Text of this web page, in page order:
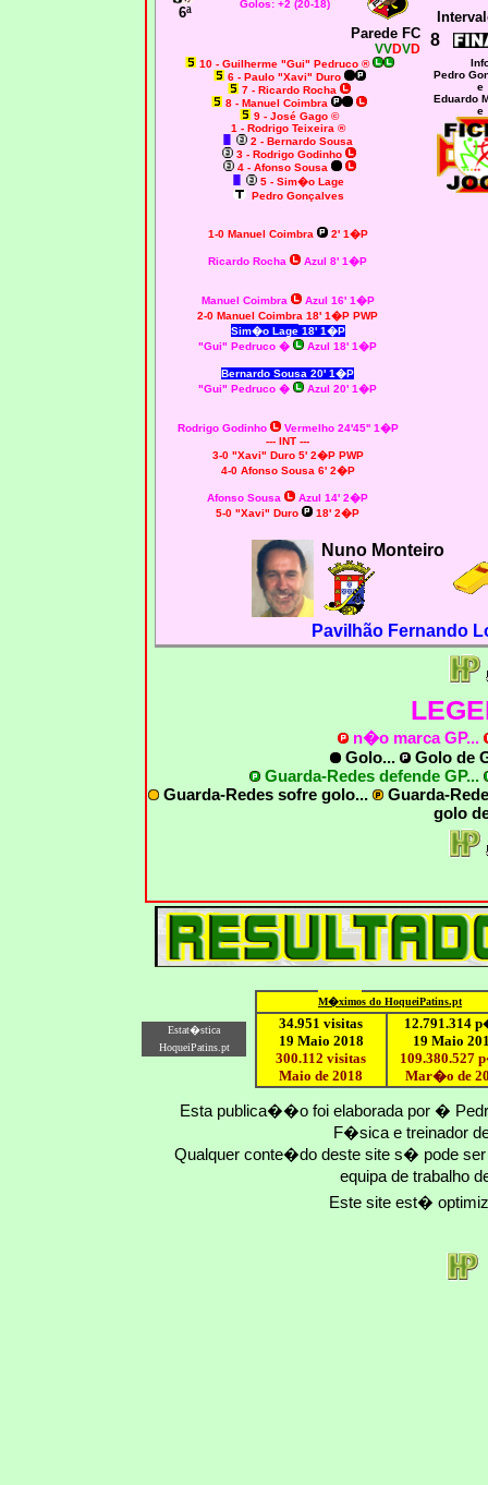
6ª
Golos: +2 (20-18)
Parede FC
VVDVD 8
10 - Guilherme "Gui" Pedruco ®
6 - Paulo "Xavi" Duro
7 - Ricardo Rocha
8 - Manuel Coimbra
9 - José Gago ©
1 - Rodrigo Teixeira ®
2 - Bernardo Sousa
3 - Rodrigo Godinho
4 - Afonso Sousa
5 - Sim�o Lage
Pedro Gonçalves
1-0 Manuel Coimbra 2' 1�P
Ricardo Rocha Azul 8' 1�P
Manuel Coimbra
Azul 16' 1�P
2-0 Manuel Coimbra 18' 1�P PWP
Sim�o Lage18' 1�P
"Gui" Pedruco �
Azul 18' 1�P
Bernardo Sousa 20' 1�P
"Gui" Pedruco �
Azul 20' 1�P
Rodrigo Godinho
Vermelho 24'45'' 1�P
--- INT ---
3-0 "Xavi" Duro 5' 2�P PWP
4-0 Afonso Sousa 6' 2�P
Afonso Sousa
Azul 14' 2�P
5-0 "Xavi" Duro
18' 2�P
Pedro
e
Eduardo
e
Nuno Monteiro
Pavilhão Fernando
n�o marca GP...
Golo...
Golo de
Guarda-Redes defende GP...
Guarda-Redes sofre golo...
Guarda-
golo
Estat�stica
HoqueiPatins.pt
M�ximos do HoqueiPatins.pt
34.951 visitas
19 Maio 2018
300.112 visitas
Maio de 2018
12.791.314
19 Maio
109.380.527
Mar�o de
Esta publica��o foi elaborada por �
F�sica e treinador
Qualquer conte�do deste site s� pode
equipa de trabalho
Este site est�